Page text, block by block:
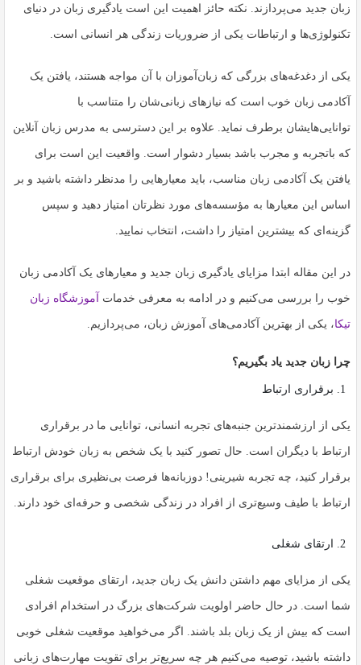
کپی
زبان جدید می‌پردازند. نکته حائز اهمیت این است یادگیری زبان در دنیای
تکنولوژی‌ها و ارتباطات یکی از ضروریات زندگی هر انسانی است.
یکی از دغدغه‌های بزرگی که زبان‌آموزان با آن مواجه هستند، یافتن یک
آکادمی زبان خوب است که نیازهای زبانی‌شان را متناسب با
توانایی‌هایشان برطرف نماید. علاوه بر این دسترسی به مدرس زبان آنلاین
که باتجربه و مجرب باشد بسیار دشوار است. واقعیت این است برای
یافتن یک آکادمی زبان مناسب، باید معیارهایی را مدنظر داشته باشید و بر
اساس این معیارها به مؤسسه‌های مورد نظرتان امتیاز دهید و سپس
گزینه‌ای که بیشترین امتیاز را داشت، انتخاب نمایید.
در این مقاله ابتدا مزایای یادگیری زبان جدید و معیارهای یک آکادمی زبان
خوب را بررسی می‌کنیم و در ادامه به معرفی خدمات آموزشگاه زبان
تیکا، یکی از بهترین آکادمی‌های آموزش زبان، می‌پردازیم.
چرا زبان جدید یاد بگیریم؟
برقراری ارتباط
یکی از ارزشمندترین جنبه‌های تجربه انسانی، توانایی ما در برقراری
ارتباط با دیگران است. حال تصور کنید با یک شخص به زبان خودش ارتباط
برقرار کنید، چه تجربه شیرینی! دوزبانه‌ها فرصت بی‌نظیری برای برقراری
ارتباط با طیف وسیع‌تری از افراد در زندگی شخصی و حرفه‌ای خود دارند.
ارتقای شغلی
یکی از مزایای مهم داشتن دانش یک زبان جدید، ارتقای موقعیت شغلی
شما است. در حال حاضر اولویت شرکت‌های بزرگ در استخدام افرادی
است که بیش از یک زبان بلد باشند. اگر می‌خواهید موقعیت شغلی خوبی
داشته باشید، توصیه می‌کنیم هر چه سریع‌تر برای تقویت مهارت‌های زبانی